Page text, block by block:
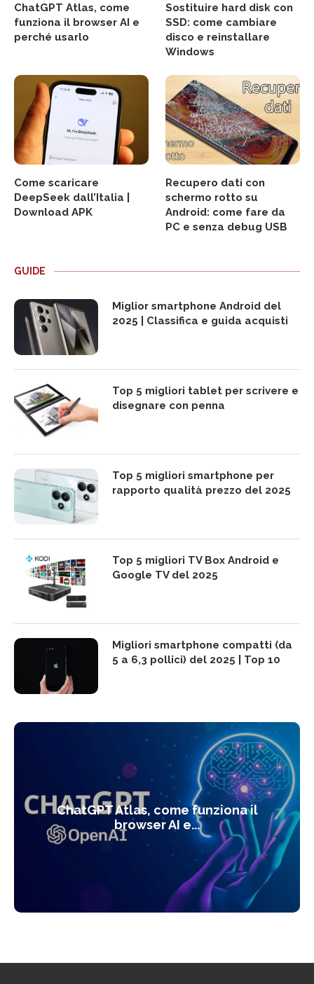
ChatGPT Atlas, come
funziona il browser AI e
perché usarlo
Sostituire hard disk con
SSD: come cambiare
disco e reinstallare
Windows
Come scaricare
DeepSeek dall’Italia |
Download APK
Recupero dati con
schermo rotto su
Android: come fare da
PC e senza debug USB
GUIDE
Miglior smartphone Android del
2025 | Classifica e guida acquisti
Top 5 migliori tablet per scrivere e
disegnare con penna
Top 5 migliori smartphone per
rapporto qualità prezzo del 2025
Top 5 migliori TV Box Android e
Google TV del 2025
Migliori smartphone compatti (da
5 a 6,3 pollici) del 2025 | Top 10
ChatGPT Atlas, come funziona il
browser AI e...